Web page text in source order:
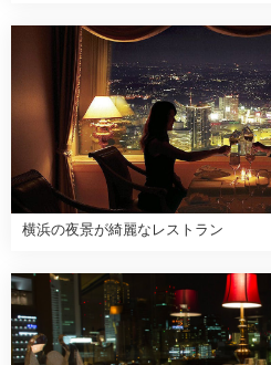
横浜の夜景が綺麗なレストラン